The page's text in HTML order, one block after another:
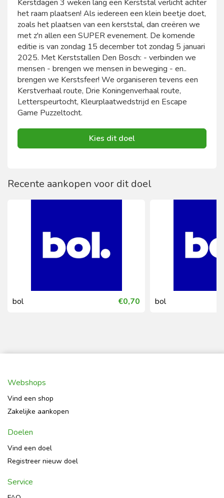
Kerstdagen 3 weken lang een Kerststal verlicht achter
het raam plaatsen! Als iedereen een klein beetje doet,
zoals het plaatsen van een kerststal, dan creëren we
met z'n allen een SUPER evenement. De komende
editie is van zondag 15 december tot zondag 5 januari
2025. Met Kerststallen Den Bosch: - verbinden we
mensen - brengen we mensen in beweging - en..
brengen we Kerstsfeer! We organiseren tevens een
Kerstverhaal route, Drie Koningenverhaal route,
Letterspeurtocht, Kleurplaatwedstrijd en Escape
Game Puzzeltocht.
Kies dit doel
Recente aankopen voor dit doel
bol €0,70 bol
Webshops
Vind een shop
Zakelijke aankopen
Doelen
Vind een doel
Registreer nieuw doel
Service